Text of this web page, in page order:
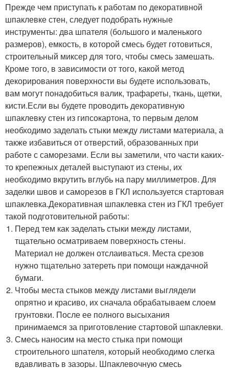
Прежде чем приступать к работам по декоративной
шпаклевке стен, следует подобрать нужные
инструменты: два шпателя (большого и маленького
размеров), емкость, в которой смесь будет готовиться,
строительный миксер для того, чтобы смесь замешать.
Кроме того, в зависимости от того, какой метод
декорирования поверхности вы будете использовать,
вам могут понадобиться валик, трафареты, ткань, щетки,
кисти.Если вы будете проводить декоративную
шпаклевку стен из гипсокартона, то первым делом
необходимо заделать стыки между листами материала, а
также избавиться от отверстий, образованных при
работе с саморезами. Если вы заметили, что части каких-
то крепежных деталей выступают из стены, их
необходимо вкрутить вглубь на пару миллиметров. Для
заделки швов и саморезов в ГКЛ используется стартовая
шпаклевка.Декоративная шпаклевка стен из ГКЛ требует
такой подготовительной работы:
Перед тем как заделать стыки между листами,
тщательно осматриваем поверхность стены.
Материал не должен отслаиваться. Места срезов
нужно тщательно затереть при помощи наждачной
бумаги.
Чтобы места стыков между листами выглядели
опрятно и красиво, их сначала обрабатываем слоем
грунтовки. После ее полного высыхания
принимаемся за приготовление стартовой шпаклевки.
Смесь наносим на место стыка при помощи
строительного шпателя, который необходимо слегка
вдавливать в зазоры. Шпаклевочную смесь